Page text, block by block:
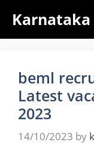
content
beml
Latest
2023
14/10/2023 by